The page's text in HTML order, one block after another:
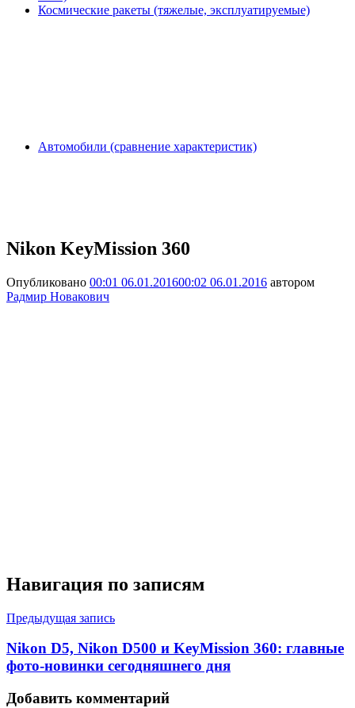
Космические ракеты (тяжелые, эксплуатируемые)
Автомобили (сравнение характеристик)
Nikon KeyMission 360
Опубликовано 00:01 06.01.201600:02 06.01.2016 автором
Радмир Новакович
Навигация по записям
Предыдущая запись
Nikon D5, Nikon D500 и KeyMission 360: главные
фото-новинки сегодняшнего дня
Добавить комментарий